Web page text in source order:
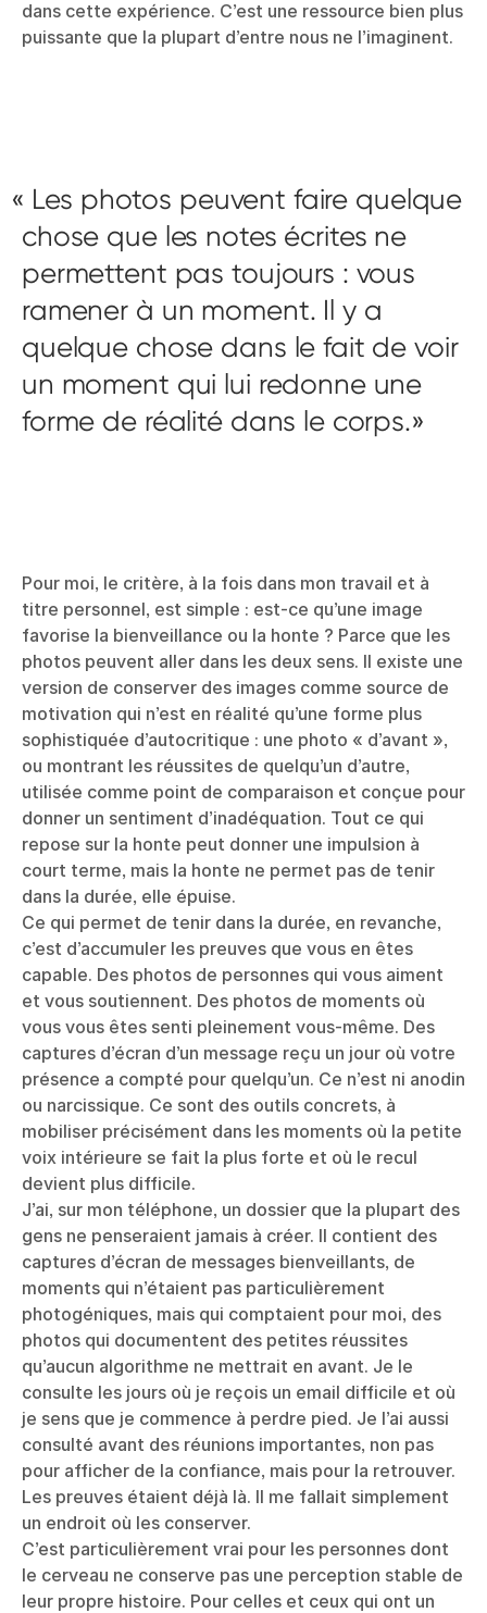
dans cette expérience. C’est une ressource bien plus
puissante que la plupart d’entre nous ne l’imaginent.
Les photos peuvent faire quelque
chose que les notes écrites ne
permettent pas toujours : vous
ramener à un moment. Il y a
quelque chose dans le fait de voir
un moment qui lui redonne une
forme de réalité dans le corps.
Pour moi, le critère, à la fois dans mon travail et à
titre personnel, est simple : est-ce qu’une image
favorise la bienveillance ou la honte ? Parce que les
photos peuvent aller dans les deux sens. Il existe une
version de conserver des images comme source de
motivation qui n’est en réalité qu’une forme plus
sophistiquée d’autocritique : une photo « d’avant »,
ou montrant les réussites de quelqu’un d’autre,
utilisée comme point de comparaison et conçue pour
donner un sentiment d’inadéquation. Tout ce qui
repose sur la honte peut donner une impulsion à
court terme, mais la honte ne permet pas de tenir
dans la durée, elle épuise.
Ce qui permet de tenir dans la durée, en revanche,
c’est d’accumuler les preuves que vous en êtes
capable. Des photos de personnes qui vous aiment
et vous soutiennent. Des photos de moments où
vous vous êtes senti pleinement vous-même. Des
captures d’écran d’un message reçu un jour où votre
présence a compté pour quelqu’un. Ce n’est ni anodin
ou narcissique. Ce sont des outils concrets, à
mobiliser précisément dans les moments où la petite
voix intérieure se fait la plus forte et où le recul
devient plus difficile.
J’ai, sur mon téléphone, un dossier que la plupart des
gens ne penseraient jamais à créer. Il contient des
captures d’écran de messages bienveillants, de
moments qui n’étaient pas particulièrement
photogéniques, mais qui comptaient pour moi, des
photos qui documentent des petites réussites
qu’aucun algorithme ne mettrait en avant. Je le
consulte les jours où je reçois un email difficile et où
je sens que je commence à perdre pied. Je l’ai aussi
consulté avant des réunions importantes, non pas
pour afficher de la confiance, mais pour la retrouver.
Les preuves étaient déjà là. Il me fallait simplement
un endroit où les conserver.
C’est particulièrement vrai pour les personnes dont
le cerveau ne conserve pas une perception stable de
leur propre histoire. Pour celles et ceux qui ont un